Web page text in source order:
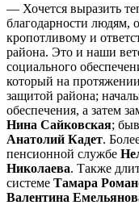
— Хочется выразить
благодарности людям,
кропотливому и
района. Это и наши
социального
который на
защитой района;
обеспечения, а затем
Нина Сайковская;
Анатолий Кадет.
пенсионной службе
Николаева. Также
системе Тамара
Валентина